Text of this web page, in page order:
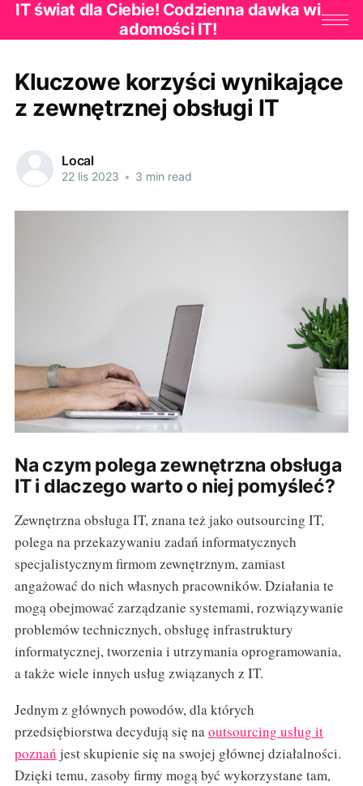
IT świat dla Ciebie! Codzienna dawka wi
adomości IT!
Kluczowe korzyści wynikające
z zewnętrznej obsługi IT
Local
22 lis 2023 • 3 min read
Na czym polega zewnętrzna obsługa
IT i dlaczego warto o niej pomyśleć?
Zewnętrzna obsługa IT, znana też jako outsourcing IT,
polega na przekazywaniu zadań informatycznych
specjalistycznym firmom zewnętrznym, zamiast
angażować do nich własnych pracowników. Działania te
mogą obejmować zarządzanie systemami, rozwiązywanie
problemów technicznych, obsługę infrastruktury
informatycznej, tworzenia i utrzymania oprogramowania,
a także wiele innych usług związanych z IT.
Jednym z głównych powodów, dla których
przedsiębiorstwa decydują się naoutsourcing usług it
poznań jest skupienie się na swojej głównej działalności.
Dzięki temu, zasoby firmy mogą być wykorzystane tam,